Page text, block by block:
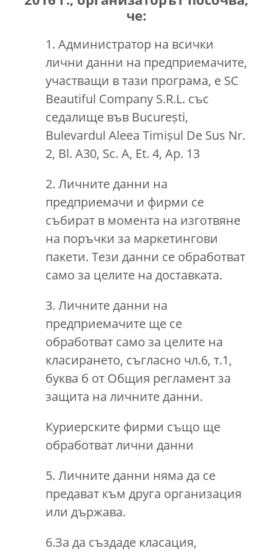
че:
1. Администратор на всички
лични данни на предприемачите,
участващи в тази програма, е SC
Beautiful Company S.R.L. със
седалище във București,
Bulevardul Aleea Timișul De Sus Nr.
2, Bl. A30, Sc. A, Et. 4, Ap. 13
2. Личните данни на
предприемачи и фирми се
събират в момента на изготвяне
на поръчки за маркетингови
пакети. Тези данни се обработват
само за целите на доставката.
3. Личните данни на
предприемачите ще се
обработват само за целите на
класирането, съгласно чл.6, т.1,
буква б от Общия регламент за
защита на личните данни.
Куриерските фирми също ще
обработват лични данни
5. Личните данни няма да се
предават към друга организация
или държава.
6.За да създаде класация,